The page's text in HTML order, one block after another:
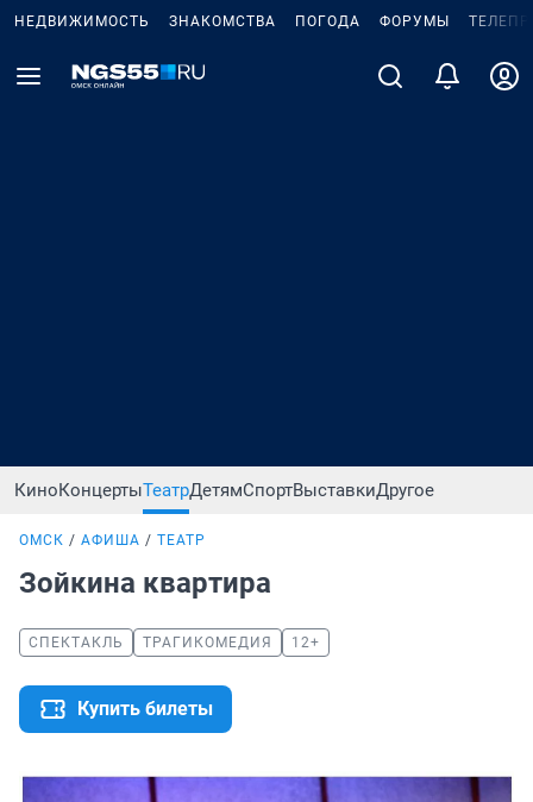
НЕДВИЖИМОСТЬ ЗНАКОМСТВА ПОГОДА ФОРУМЫ
КиноКонцертыТеатрДетямСпортВыставкиДругое
ОМСК АФИША ТЕАТР
Зойкина квартира
СПЕКТАКЛЬ ТРАГИКОМЕДИЯ 12+
Купить билеты